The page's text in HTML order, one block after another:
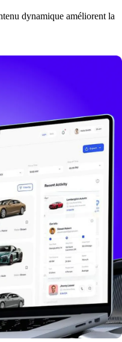
dynamique améliorent la